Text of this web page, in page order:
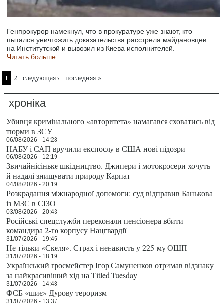
Генпрокурор намекнул, что в прокуратуре уже знают, кто
пытался уничтожить доказательства расстрела майдановцев
на Институтской и вывозил из Киева исполнителей.
Читать больше...
Страницы
1 2 следующая › последняя »
хроніка
Убивця кримінального «авторитета» намагався сховатись від
тюрми в ЗСУ
06/08/2026 - 14:28
НАБУ і САП вручили експослу в США нові підозри
06/08/2026 - 12:19
Звичайнісіньке шкідництво. Джипери і мотокросери хочуть
й надалі знищувати природу Карпат
04/08/2026 - 20:19
Розкрадання міжнародної допомоги: суд відправив Банькова
із МЗС в СІЗО
03/08/2026 - 20:43
Російські спецслужби переконали пенсіонера вбити
командира 2-го корпусу Нацгвардії
31/07/2026 - 19:45
Не тільки «Скеля». Страх і ненависть у 225-му ОШП
31/07/2026 - 18:19
Український гросмейстер Ігор Самуненков отримав відзнаку
за найкрасивіший хід на Titled Tuesday
31/07/2026 - 14:48
ФСБ «шиє» Дурову тероризм
31/07/2026 - 13:37